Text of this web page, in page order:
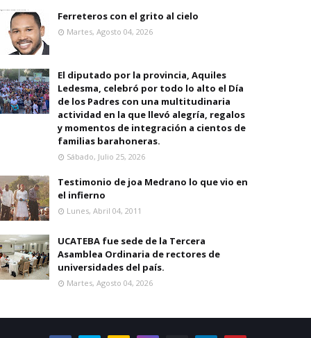
Ferreteros con el grito al cielo
Martes, Agosto 04, 2026
El diputado por la provincia, Aquiles
Ledesma, celebró por todo lo alto el Día
de los Padres con una multitudinaria
actividad en la que llevó alegría, regalos
y momentos de integración a cientos de
familias barahoneras.
Sábado, Julio 25, 2026
Testimonio de joa Medrano lo que vio en
el infierno
Lunes, Abril 04, 2011
UCATEBA fue sede de la Tercera
Asamblea Ordinaria de rectores de
universidades del país.
Martes, Agosto 04, 2026